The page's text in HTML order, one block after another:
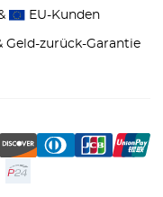
EU-Kunden
Geld-zurück-Garantie